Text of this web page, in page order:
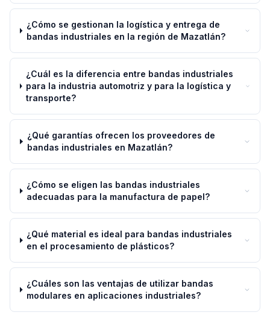
¿Cómo se gestionan la logística y entrega de
bandas industriales en la región de Mazatlán?
¿Cuál es la diferencia entre bandas industriales
para la industria automotriz y para la logística y
transporte?
¿Qué garantías ofrecen los proveedores de
bandas industriales en Mazatlán?
¿Cómo se eligen las bandas industriales
adecuadas para la manufactura de papel?
¿Qué material es ideal para bandas industriales
en el procesamiento de plásticos?
¿Cuáles son las ventajas de utilizar bandas
modulares en aplicaciones industriales?